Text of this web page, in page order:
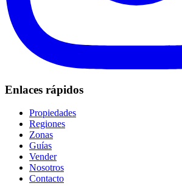
Enlaces rápidos
Propiedades
Regiones
Zonas
Guías
Vender
Nosotros
Contacto